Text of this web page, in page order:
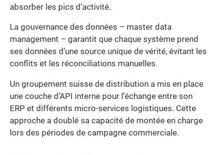
absorber les pics d’activité.
La gouvernance des données – master data
management – garantit que chaque système prend
ses données d’une source unique de vérité, évitant les
conflits et les réconciliations manuelles.
Un groupement suisse de distribution a mis en place
une couche d’API interne pour l’échange entre son
ERP et différents micro-services logistiques. Cette
approche a doublé sa capacité de montée en charge
lors des périodes de campagne commerciale.